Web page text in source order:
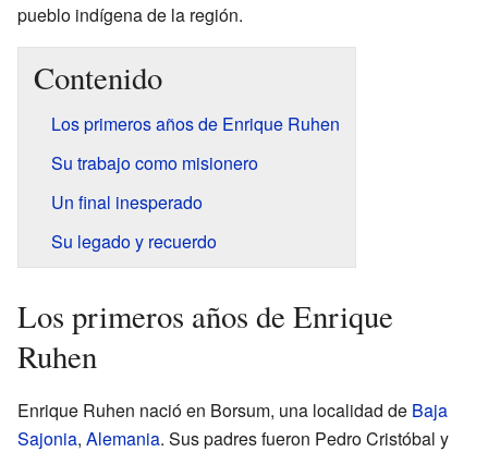
pueblo indígena de la región.
Contenido
Los primeros años de Enrique Ruhen
Su trabajo como misionero
Un final inesperado
Su legado y recuerdo
Los primeros años de Enrique
Ruhen
Enrique Ruhen nació en Borsum, una localidad de Baja
Sajonia, Alemania. Sus padres fueron Pedro Cristóbal y